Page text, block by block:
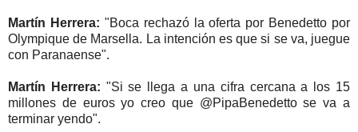
Martín Herrera: "Boca rechazó la oferta por Benedetto por
Olympique de Marsella. La intención es que si se va, juegue
con Paranaense".
Martín Herrera: "Si se llega a una cifra cercana a los 15
millones de euros yo creo que @PipaBenedetto se va a
terminar yendo".